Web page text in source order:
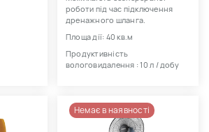
роботи під час підключення
дренажного шланга.
Площа дії: 40 кв.м
Продуктивність
вологовидалення : 10 л / добу
Немає в наявності